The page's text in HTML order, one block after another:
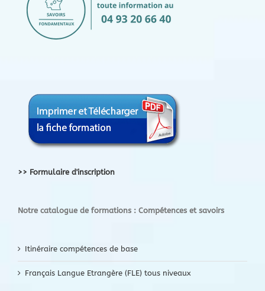
>> Formulaire d'inscription
Notre catalogue de formations : Compétences et savoirs
Itinéraire compétences de base
Français Langue Etrangère (FLE) tous niveaux